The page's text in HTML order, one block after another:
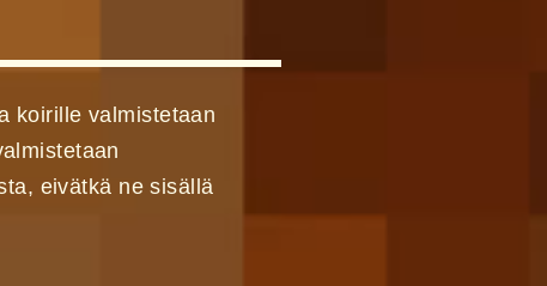
koirille valmistetaan
eivätkä ne sisällä